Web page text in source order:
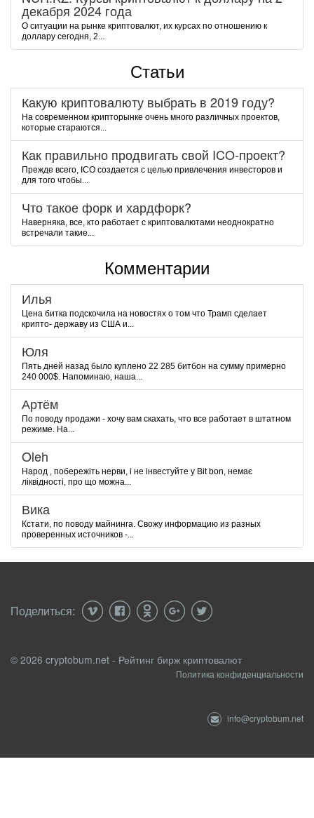
декабря 2024 года
О ситуации на рынке криптовалют, их курсах по отношению к
доллару сегодня, 2...
Статьи
Какую криптовалюту выбрать в 2019 году?
На современном крипторынке очень много различных проектов,
которые стараются...
Как правильно продвигать свой ICO-проект?
Прежде всего, ICO создается с целью привлечения инвесторов и
для того чтобы...
Что такое форк и хардфорк?
Наверняка, все, кто работает с криптовалютами неоднократно
встречали такие...
Комментарии
Илья
Цена битка подскочила на новостях о том что Трамп сделает
крипто- державу из США и...
Юля
Пять дней назад было куплено 22 285 битбон на сумму примерно
240 000$. Напоминаю, наша...
Артём
По поводу продажи - хочу вам скахать, что все работает в штатном
режиме. На...
Oleh
Народ , побережіть нерви, і не інвестуйте у Bit bon, немає
ліквідності, про що можна...
Вика
Кстати, по поводу майнинга. Свожу информацию из разных
проверенных источников -...
Поделиться:
© 2026 cryptobum.net - Рейтинг бирж криптовалют
Политика конфиденциальности
info@cryptobum.net